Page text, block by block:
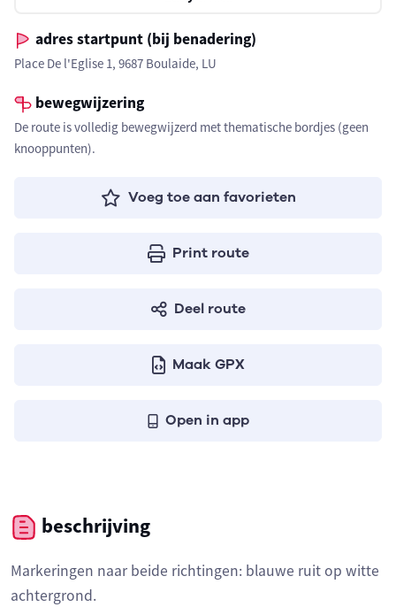
adres startpunt (bij benadering)
Place De l'Eglise 1, 9687 Boulaide, LU
bewegwijzering
De route is volledig bewegwijzerd met thematische bordjes (geen
knooppunten).
Voeg toe aan favorieten
Print route
Deel route
Maak GPX
Open in app
beschrijving
Markeringen naar beide richtingen: blauwe ruit op witte
achtergrond.